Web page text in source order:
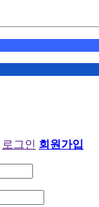
로그인 회원가입